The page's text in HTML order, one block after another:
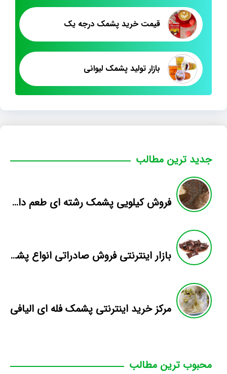
قیمت خرید پشمک درجه یک
بازار تولید پشمک لیوانی
جدید ترین مطالب
فروش کیلویی پشمک رشته ای طعم دار میوه
بازار اینترنتی فروش صادراتی انواع پشمک الیافی/شکلاتی
مرکز خرید اینترنتی پشمک فله ای الیافی
محبوب ترین مطالب